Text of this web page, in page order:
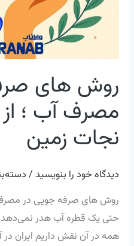
روش‌ های
مصرف آب ؛
نجات زمین
دیدگاه‌ خود را بنویسید/
روش‌ های صرفه‌ جویی در مصرف
حتی یک قطره آب هدر نمی‌دهد
همه در آن نقش داریم ایران در
زمین